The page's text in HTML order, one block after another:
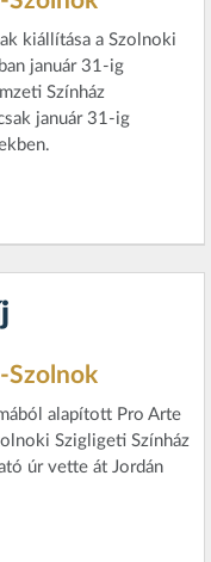
kiállítása a Szolnoki
január 31-ig
Színház
január 31-ig
Szolnok
alapított Pro Arte
Szigligeti Színház
úr vette át Jordán